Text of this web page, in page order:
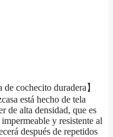
cochecito duradera】
está hecho de tela
de alta densidad, que es
y resistente al
después de repetidos